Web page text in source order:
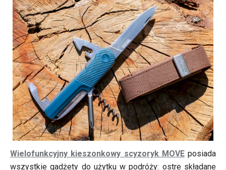
Wielofunkcyjny kieszonkowy scyzoryk MOVEposiada
wszystkie gadżety do użytku w podróży: ostre składane